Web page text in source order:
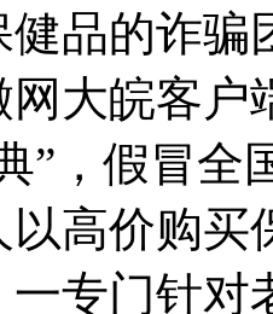
健品的诈
网大皖客
”，假冒全
以高价购
专门针对